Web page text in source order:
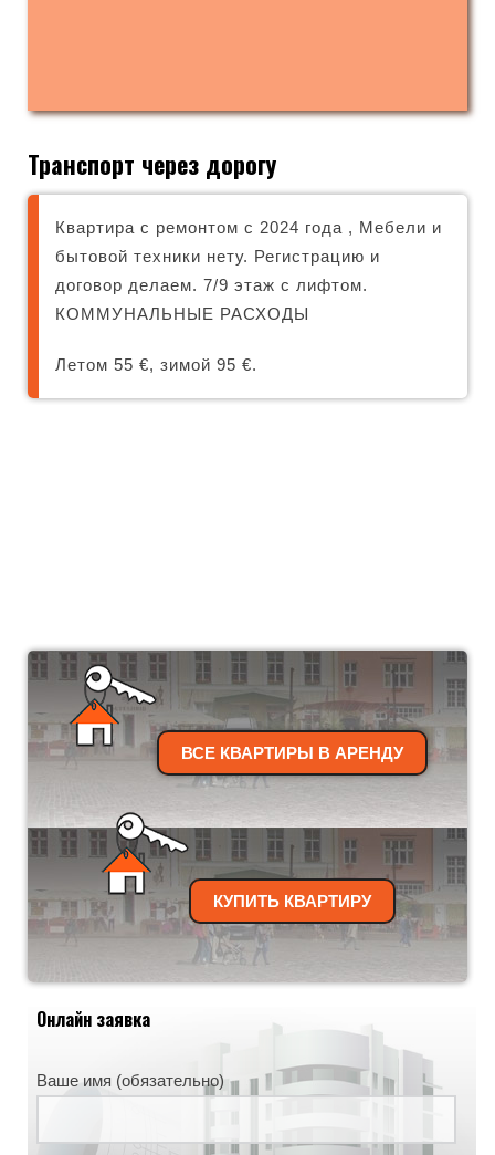
Транспорт через дорогу
Квартира с ремонтом c 2024 года , Мебели и
бытовой техники нету. Регистрацию и
договор делаем. 7/9 этаж с лифтом.
КОММУНАЛЬНЫЕ РАСХОДЫ
Летом 55 €, зимой 95 €.
ВСЕ КВАРТИРЫ В АРЕНДУ
КУПИТЬ КВАРТИРУ
Онлайн заявка
Ваше имя (обязательно)